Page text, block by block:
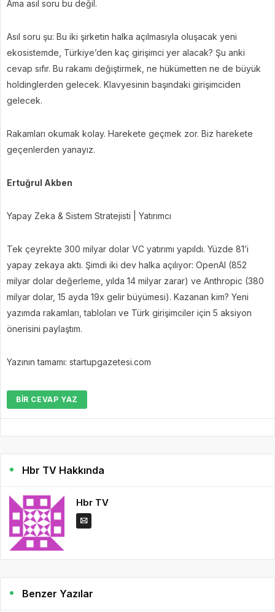
Ama asıl soru bu değil.
Asıl soru şu: Bu iki şirketin halka açılmasıyla oluşacak yeni
ekosistemde, Türkiye’den kaç girişimci yer alacak? Şu anki
cevap sıfır. Bu rakamı değiştirmek, ne hükümetten ne de büyük
holdinglerden gelecek. Klavyesinin başındaki girişimciden
gelecek.
Rakamları okumak kolay. Harekete geçmek zor. Biz harekete
geçenlerden yanayız.
Ertuğrul Akben
Yapay Zeka & Sistem Stratejisti | Yatırımcı
Tek çeyrekte 300 milyar dolar VC yatırımı yapıldı. Yüzde 81’i
yapay zekaya aktı. Şimdi iki dev halka açılıyor: OpenAI (852
milyar dolar değerleme, yılda 14 milyar zarar) ve Anthropic (380
milyar dolar, 15 ayda 19x gelir büyümesi). Kazanan kim? Yeni
yazımda rakamları, tabloları ve Türk girişimciler için 5 aksiyon
önerisini paylaştım.
Yazının tamamı: startupgazetesi.com
BIR CEVAP YAZ
Hbr TV Hakkında
Hbr TV
Benzer Yazılar